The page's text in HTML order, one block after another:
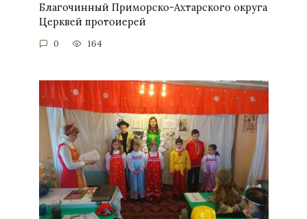
Благочинный Приморско-Ахтарского округа
Церквей протоиерей
0 164